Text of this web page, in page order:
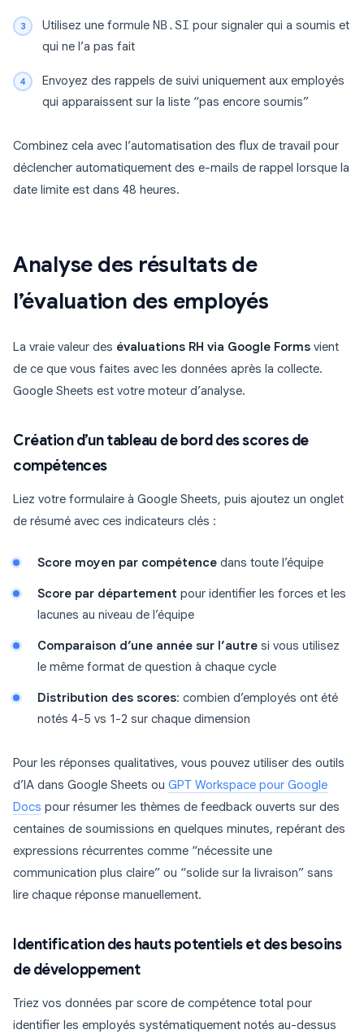
Utilisez une formule NB.SI pour signaler qui a soumis et
qui ne l’a pas fait
Envoyez des rappels de suivi uniquement aux employés
qui apparaissent sur la liste “pas encore soumis”
Combinez cela avec l’automatisation des flux de travail pour
déclencher automatiquement des e-mails de rappel lorsque la
date limite est dans 48 heures.
Analyse des résultats de
l’évaluation des employés
La vraie valeur des évaluations RH via Google Forms vient
de ce que vous faites avec les données après la collecte.
Google Sheets est votre moteur d’analyse.
Création d’un tableau de bord des scores de
compétences
Liez votre formulaire à Google Sheets, puis ajoutez un onglet
de résumé avec ces indicateurs clés :
Score moyen par compétence dans toute l’équipe
Score par département pour identifier les forces et les
lacunes au niveau de l’équipe
Comparaison d’une année sur l’autre si vous utilisez
le même format de question à chaque cycle
Distribution des scores: combien d’employés ont été
notés 4-5 vs 1-2 sur chaque dimension
Pour les réponses qualitatives, vous pouvez utiliser des outils
d’IA dans Google Sheets ou GPT Workspace pour Google
Docs pour résumer les thèmes de feedback ouverts sur des
centaines de soumissions en quelques minutes, repérant des
expressions récurrentes comme “nécessite une
communication plus claire” ou “solide sur la livraison” sans
lire chaque réponse manuellement.
Identification des hauts potentiels et des besoins
de développement
Triez vos données par score de compétence total pour
identifier les employés systématiquement notés au-dessus